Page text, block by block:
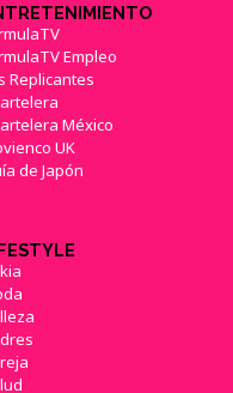
Empleo
Replicantes
México
UK
de Japón